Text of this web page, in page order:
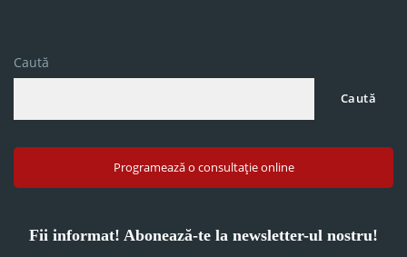
Caută
Caută
Programează o consultație online
Fii informat! Abonează-te la newsletter-ul nostru!